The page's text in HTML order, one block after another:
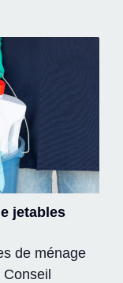
jetables
de ménage